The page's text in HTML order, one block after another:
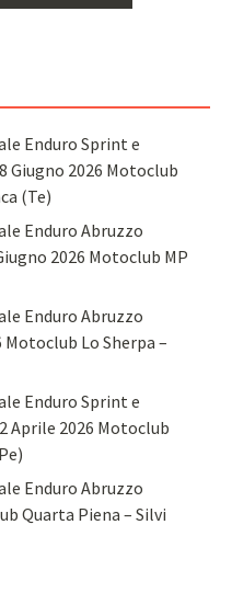
Enduro Sprint e
Giugno 2026 Motoclub
(Te)
Enduro Abruzzo
2026 Motoclub MP
Enduro Abruzzo
Lo Sherpa –
Enduro Sprint e
Aprile 2026 Motoclub
Enduro Abruzzo
Quarta Piena – Silvi